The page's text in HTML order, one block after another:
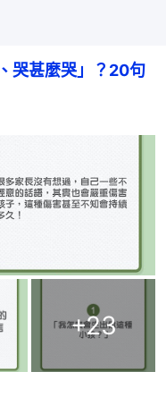
哭甚麼哭」？20句
+23